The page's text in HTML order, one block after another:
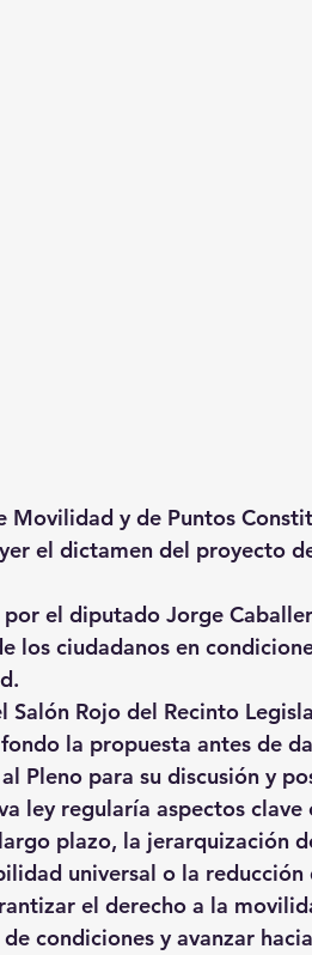
Movilidad y de Puntos
el dictamen del proyecto
el diputado Jorge
los ciudadanos en
Salón Rojo del Recinto
la propuesta antes de
Pleno para su discusión y
ley regularía aspectos
plazo, la jerarquización
universal o la
el derecho a la
condiciones y avanzar